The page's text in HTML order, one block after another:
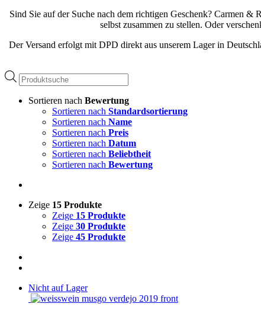
Sind Sie auf der Suche nach dem richtigen Geschenk? Carmen
selbst zusammen zu stellen. Oder
Der Versand erfolgt mit DPD direkt aus unserem Lager in
Products
search
Sortieren nach Bewertung
Sortieren nach Standardsortierung
Sortieren nach Name
Sortieren nach Preis
Sortieren nach Datum
Sortieren nach Beliebtheit
Sortieren nach Bewertung
Zeige 15 Produkte
Zeige 15 Produkte
Zeige 30 Produkte
Zeige 45 Produkte
Nicht auf Lager